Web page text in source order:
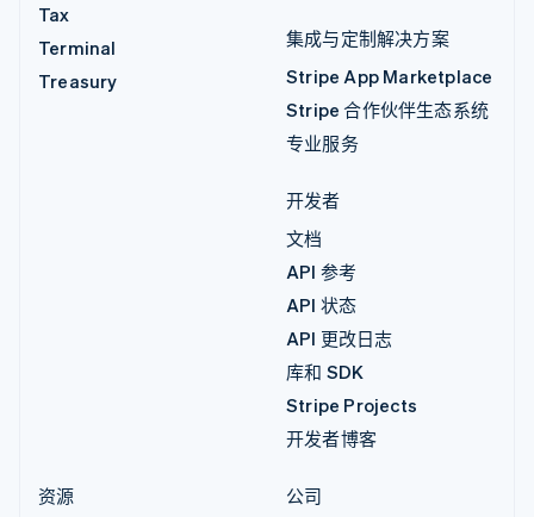
Tax
Terminal
Treasury
集成与定制解决方案
Stripe App Marketplace
Stripe 合作伙伴生态系统
专业服务
开发者
文档
API 参考
API 状态
API 更改日志
库和 SDK
Stripe Projects
开发者博客
资源
公司